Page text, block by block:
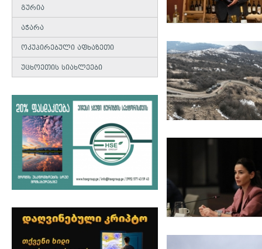
გურია
აჭარა
ოკუპირებული აფხაზეთი
უცხოეთის სიახლეები